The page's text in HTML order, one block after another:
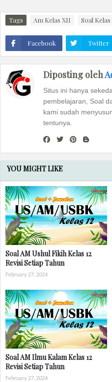
Tags Am Kelas XII Soal Kelas
Facebook Twitter
Diposting oleh
Situs ini hanya
pembelajaran, Soal
kami sudah
tentunya.
YOU MIGHT LIKE
Soal AM Ushul Fikih Kelas 12
Revisi Setiap Tahun
February 27, 2024
Soal AM Ilmu Kalam Kelas 12
Revisi Setiap Tahun
February 27, 2024